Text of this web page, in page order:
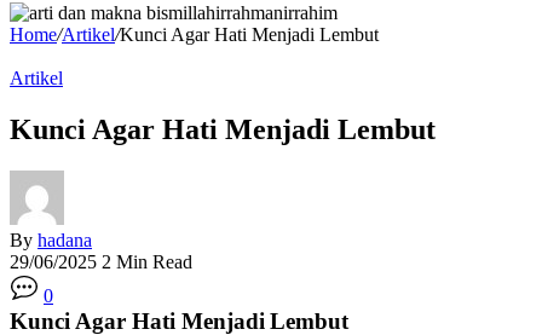
Home/Artikel/Kunci Agar Hati Menjadi Lembut
Artikel
Kunci Agar Hati Menjadi Lembut
By hadana
29/06/2025 2 Min Read
0
Kunci Agar Hati Menjadi Lembut